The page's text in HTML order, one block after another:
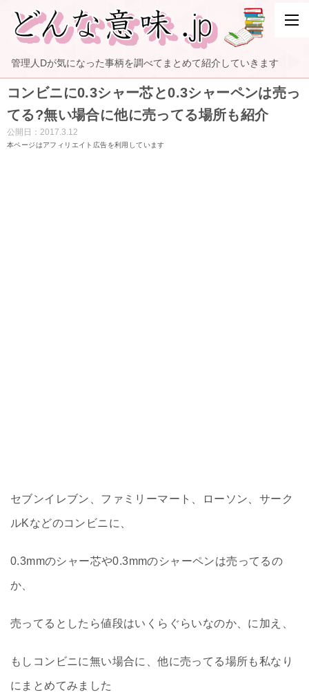
管理人Dが気になった事柄を調べてまとめて紹介していきます
コンビニに0.3シャー芯と0.3シャーペンは売っ
てる?無い場合に他に売ってる場所も紹介
公開日： 2017.3.12
本ページはアフィリエイト広告を利用しています
セブンイレブン、ファミリーマート、ローソン、サーク
ルKなどのコンビニに、
0.3mmのシャー芯や0.3mmのシャーペンは売ってるの
か、
売ってるとしたら値段はいくらぐらいなのか、に加え、
もしコンビニに無い場合に、他に売ってる場所も私なり
にまとめてみました